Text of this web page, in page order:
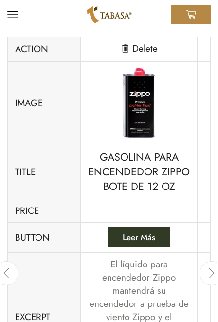
ACTION Delete
IMAGE
TITLE
GASOLINA PARA
ENCENDEDOR ZIPPO
BOTE DE 12 OZ
PRICE
BUTTON Leer Más
EXCERPT
El líquido para
encendedor Zippo
mantendrá su
encendedor a prueba de
viento Zippo y el